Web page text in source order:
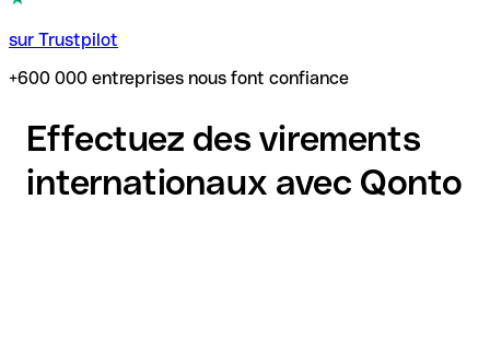
sur Trustpilot
+600 000 entreprises nous font confiance
Effectuez des virements
internationaux avec Qonto